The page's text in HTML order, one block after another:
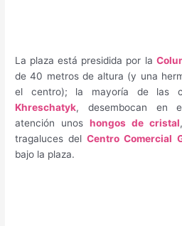
La plaza está presidida por la
de 40 metros de altura (y una
el centro); la mayoría de las
Khreschatyk, desembocan en
atención unos hongos de cristal
tragaluces delCentro Comercial
bajo la plaza.